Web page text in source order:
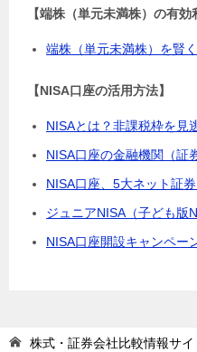
【端株（単元未満株）の有効
端株（単元未満株）を賢
【NISA口座の活用方法】
NISAとは？非課税枠を見
NISA口座の金融機関（証
NISA口座、5大ネット証
ジュニアNISA（子ども版
NISA口座開設キャンペー
株式・証券会社比較情報サ